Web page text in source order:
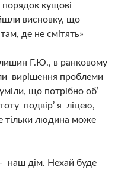
кущові
висновку, що
де не смітять»
Г.Ю., в ранковому
вирішення проблеми
що потрібно об’
подвір’ я ліцею,
тільки людина може
наш дім. Нехай буде